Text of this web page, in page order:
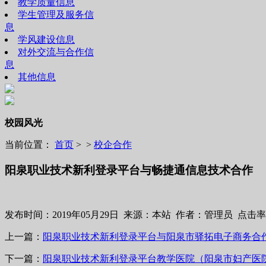
教学质量信息
学生管理及服务信
息
学风建设信息
对外交流与合作信
息
其他信息
校园风光
当前位置： 首页 > > 校企合作
阳泉职业技术新利登录平台与畅捷通信息技术合作
发布时间：2019年05月29日 来源：本站 作者：管理员 点击
上一篇： 阳泉职业技术新利登录平台与阳泉市驿拓电子商务合
下一篇： 阳泉职业技术新利登录平台教学医院（阳泉市妇产医